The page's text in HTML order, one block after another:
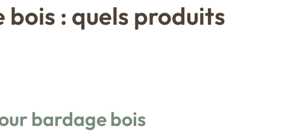
bois : quels produits
bardage bois